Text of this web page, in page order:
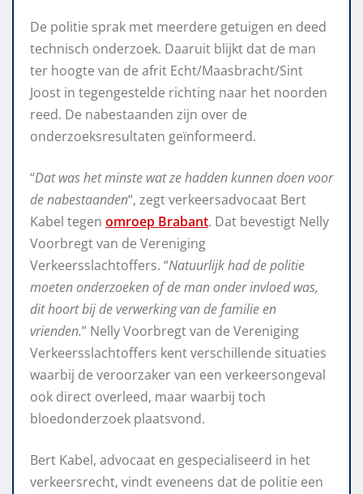
De politie sprak met meerdere getuigen en deed
technisch onderzoek. Daaruit blijkt dat de man
ter hoogte van de afrit Echt/Maasbracht/Sint
Joost in tegengestelde richting naar het noorden
reed. De nabestaanden zijn over de
onderzoeksresultaten geïnformeerd.
“Dat was het minste wat ze hadden kunnen doen voor
de nabestaanden“, zegt verkeersadvocaat Bert
Kabel tegen omroep Brabant. Dat bevestigt Nelly
Voorbregt van de Vereniging
Verkeersslachtoffers. “Natuurlijk had de politie
moeten onderzoeken of de man onder invloed was,
dit hoort bij de verwerking van de familie en
vrienden.” Nelly Voorbregt van de Vereniging
Verkeersslachtoffers kent verschillende situaties
waarbij de veroorzaker van een verkeersongeval
ook direct overleed, maar waarbij toch
bloedonderzoek plaatsvond.
Bert Kabel, advocaat en gespecialiseerd in het
verkeersrecht, vindt eveneens dat de politie een